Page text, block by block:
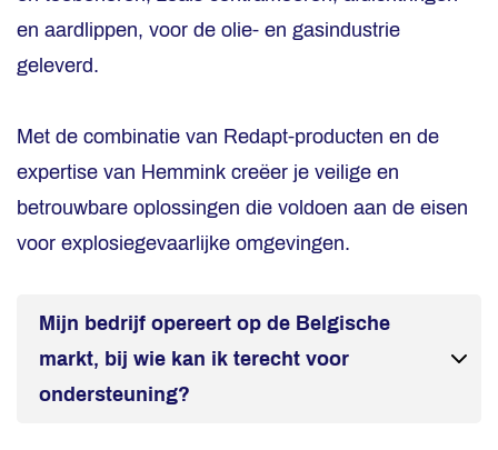
en aardlippen, voor de olie- en gasindustrie
geleverd.
Met de combinatie van Redapt-producten en de
expertise van Hemmink creëer je veilige en
betrouwbare oplossingen die voldoen aan de eisen
voor explosiegevaarlijke omgevingen.
Mijn bedrijf opereert op de Belgische
markt, bij wie kan ik terecht voor
ondersteuning?